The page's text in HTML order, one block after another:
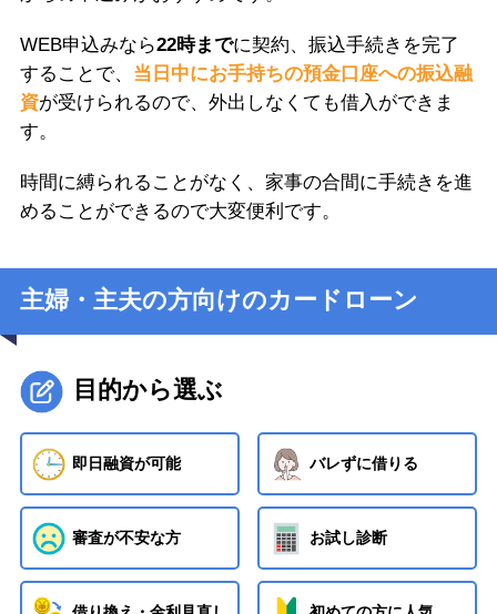
WEB申込みなら22時までに契約、振込手続きを完了
することで、 当日中にお手持ちの預金口座への振込融
資が受けられるので、外出しなくても借入ができま
す。
時間に縛られることがなく、家事の合間に手続きを進
めることができるので大変便利です。
主婦・主夫の方向けのカードローン
目的から選ぶ
即日融資が可能 バレずに借りる
審査が不安な方 お試し診断